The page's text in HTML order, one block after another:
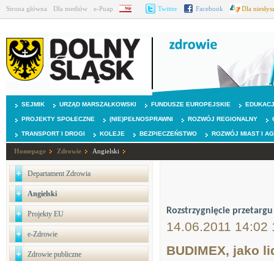
Strona główna Dla mediów e-Puap BIP Twitter Facebook Dla
SEJMIK URZĄD MARSZAŁKOWSKI FUNDUSZE EUROPEJSKIE
PROJEKTY SPOŁECZNE (NIE)PEŁNOSPRAWNI ROZWÓJ REGIONALNY
TRANSPORT I DROGI KOLEJE BEZPIECZEŃSTWO ROZWÓJ MIAST I
Homepage Zdrowie Angielski
Departament Zdrowia
Angielski
Projekty EU
e-Zdrowie
Zdrowie publiczne
Rozstrzygnięcie
14.06.2011 14:02
BUDIMEX, jako